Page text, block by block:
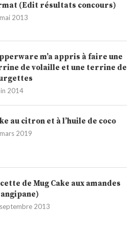
(Edit résultats concours)
2013
m’a appris à faire une
de volaille et une terrine de
2014
au citron et à l’huile de coco
2019
de Mug Cake aux amandes
2013